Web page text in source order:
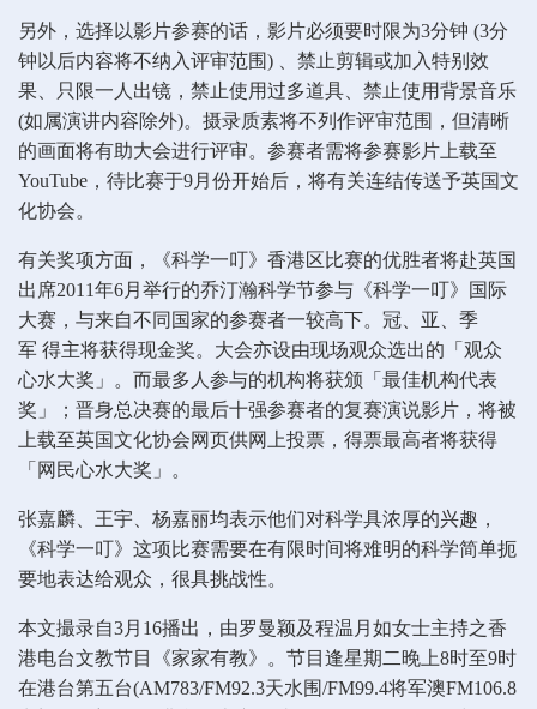
另外，选择以影片参赛的话，影片必须要时限为3分钟 (3分
钟以后内容将不纳入评审范围) 、禁止剪辑或加入特别效
果、只限一人出镜，禁止使用过多道具、禁止使用背景音乐
(如属演讲内容除外)。摄录质素将不列作评审范围，但清晰
的画面将有助大会进行评审。参赛者需将参赛影片上载至
YouTube，待比赛于9月份开始后，将有关连结传送予英国文
化协会。
有关奖项方面，《科学一叮》香港区比赛的优胜者将赴英国
出席2011年6月举行的乔汀瀚科学节参与《科学一叮》国际
大赛，与来自不同国家的参赛者一较高下。冠、亚、季
军 得主将获得现金奖。大会亦设由现场观众选出的「观众
心水大奖」。而最多人参与的机构将获颁「最佳机构代表
奖」；晋身总决赛的最后十强参赛者的复赛演说影片，将被
上载至英国文化协会网页供网上投票，得票最高者将获得
「网民心水大奖」。
张嘉麟、王宇、杨嘉丽均表示他们对科学具浓厚的兴趣，
《科学一叮》这项比赛需要在有限时间将难明的科学简单扼
要地表达给观众，很具挑战性。
本文撮录自3月16播出，由罗曼颖及程温月如女士主持之香
港电台文教节目《家家有教》。节目逢星期二晚上8时至9时
在港台第五台(AM783/FM92.3天水围/FM99.4将军澳FM106.8